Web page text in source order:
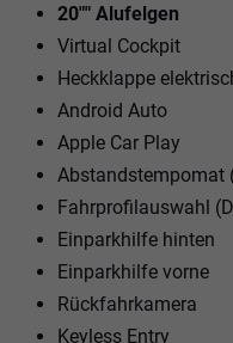
20"" Alufelgen
Virtual Cockpit
Heckklappe
Android Auto
Apple Car Play
Abstandstempomat
Fahrprofilauswahl
Einparkhilfe hinten
Einparkhilfe vorne
Rückfahrkamera
Keyless Entry